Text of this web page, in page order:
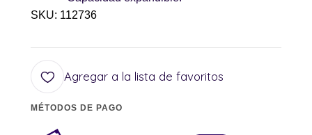
SKU: 112736
Agregar a la lista de favoritos
MÉTODOS DE PAGO